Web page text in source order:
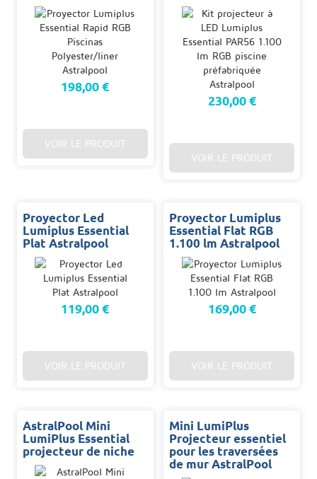
198,00 €
VOIR LE PRODUIT
230,00 €
VOIR LE PRODUIT
Proyector Led
Lumiplus Essential
Plat Astralpool
119,00 €
VOIR LE PRODUIT
Proyector Lumiplus
Essential Flat RGB
1.100 lm Astralpool
169,00 €
VOIR LE PRODUIT
AstralPool Mini
LumiPlus Essential
projecteur de niche
Mini LumiPlus
Projecteur essentiel
pour les traversées
de mur AstralPool